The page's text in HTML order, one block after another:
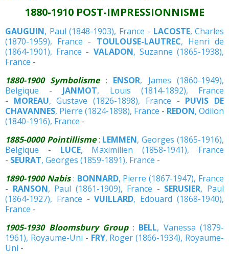
1880-1910 POST-IMPRESSIONNISME
GAUGUIN, Paul (1848-1903), France - LACOSTE, Charles
(1870-1959), France - TOULOUSE-LAUTREC, Henri de
(1864-1901), France - VALADON, Suzanne (1865-1938),
France -
1880-1900 Symbolisme: ENSOR, James (1860-1949),
Belgique - JANMOT, Louis (1814-1892), France
- MOREAU, Gustave (1826-1898), France - PUVIS DE
CHAVANNES, Pierre (1824-1898), France - REDON, Odilon
(1840-1916), France -
1885-0000 Pointillisme: LEMMEN, Georges (1865-1916),
Belgique - LUCE, Maximilien (1858-1941), France
- SEURAT, Georges (1859-1891), France -
1890-1900 Nabis: BONNARD, Pierre (1867-1947), France
- RANSON, Paul (1861-1909), France - SERUSIER, Paul
(1864-1927), France -VUILLARD, Edouard (1868-1940),
France -
1905-1930 Bloomsbury Group: BELL, Vanessa (1879-
1961), Royaume-Uni - FRY, Roger (1866-1934), Royaume-
Uni -